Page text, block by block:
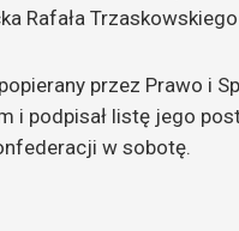
Rafała
przez Prawo i
i podpisał listę jego
w sobotę.